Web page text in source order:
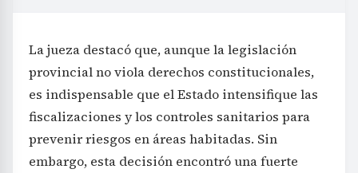
La jueza destacó que, aunque la legislación
provincial no viola derechos constitucionales,
es indispensable que el Estado intensifique las
fiscalizaciones y los controles sanitarios para
prevenir riesgos en áreas habitadas. Sin
embargo, esta decisión encontró una fuerte